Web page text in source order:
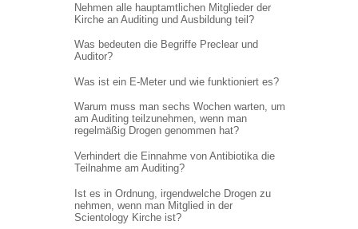
Nehmen alle hauptamtlichen Mitglieder der
Kirche an Auditing und Ausbildung teil?
Was bedeuten die Begriffe Preclear und
Auditor?
Was ist ein E-Meter und wie funktioniert es?
Warum muss man sechs Wochen warten, um
am Auditing teilzunehmen, wenn man
regelmäßig Drogen genommen hat?
Verhindert die Einnahme von Antibiotika die
Teilnahme am Auditing?
Ist es in Ordnung, irgendwelche Drogen zu
nehmen, wenn man Mitglied in der
Scientology Kirche ist?